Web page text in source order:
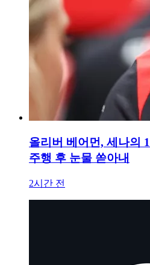
올리버 베어먼, 세나의
주행 후 눈물 쏟아내
2시간 전